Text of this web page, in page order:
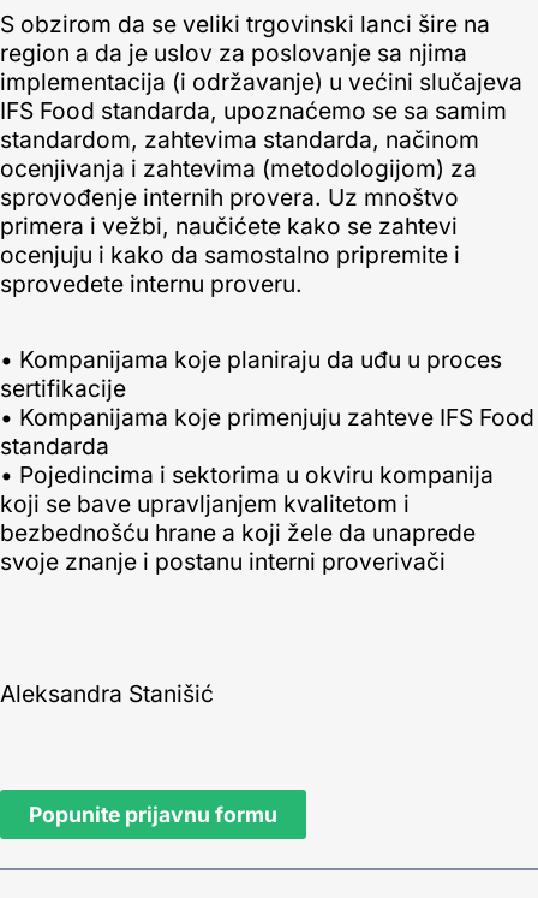
S obzirom da se veliki trgovinski lanci šire na
region a da je uslov za poslovanje sa njima
implementacija (i održavanje) u većini slučajeva
IFS Food standarda, upoznaćemo se sa samim
standardom, zahtevima standarda, načinom
ocenjivanja i zahtevima (metodologijom) za
sprovođenje internih provera. Uz mnoštvo
primera i vežbi, naučićete kako se zahtevi
ocenjuju i kako da samostalno pripremite i
sprovedete internu proveru.
• Kompanijama koje planiraju da uđu u proces
sertifikacije
• Kompanijama koje primenjuju zahteve IFS Food
standarda
• Pojedincima i sektorima u okviru kompanija
koji se bave upravljanjem kvalitetom i
bezbednošću hrane a koji žele da unaprede
svoje znanje i postanu interni proverivači
Aleksandra Stanišić
Popunite prijavnu formu